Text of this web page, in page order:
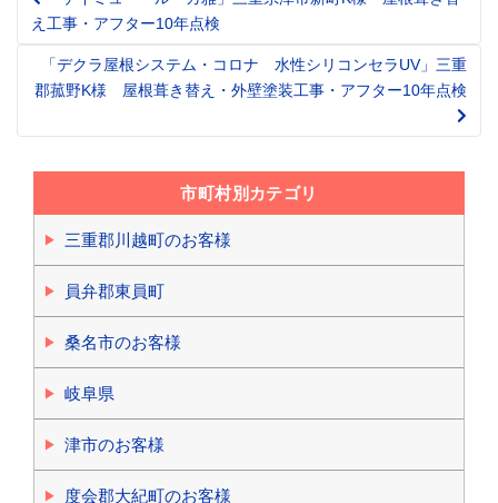
navigation
え工事・アフター10年点検
「デクラ屋根システム・コロナ 水性シリコンセラUV」三重
郡菰野K様 屋根葺き替え・外壁塗装工事・アフター10年点検
市町村別カテゴリ
三重郡川越町のお客様
員弁郡東員町
桑名市のお客様
岐阜県
津市のお客様
度会郡大紀町のお客様